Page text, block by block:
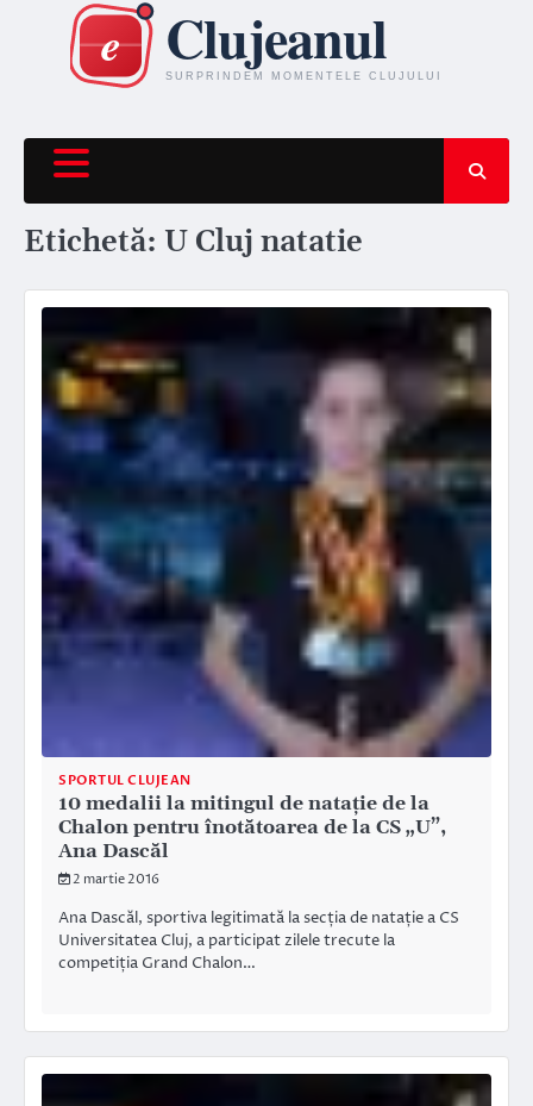
content
Etichetă: U Cluj natatie
SPORTUL CLUJEAN
10 medalii la mitingul de natație de la
Chalon pentru înotătoarea de la CS „U”,
Ana Dascăl
2 martie 2016
Ana Dascăl, sportiva legitimată la secția de natație a CS
Universitatea Cluj, a participat zilele trecute la
competiția Grand Chalon…